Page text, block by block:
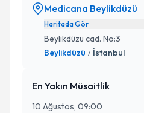
Medicana Beylikdüzü
Haritada Gör
Beylikdüzü cad. No:3
Beylikdüzü / İstanbul
En Yakın Müsaitlik
10 Ağustos, 09:00